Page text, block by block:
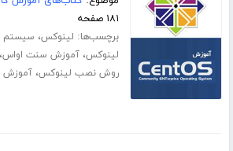
۱۸۱ صفحه
برچسب‌ها: لینوکس، سیستم
لینوکس،آموزش سنت اواس
روش نصب لینوکس،آموزش CentOS